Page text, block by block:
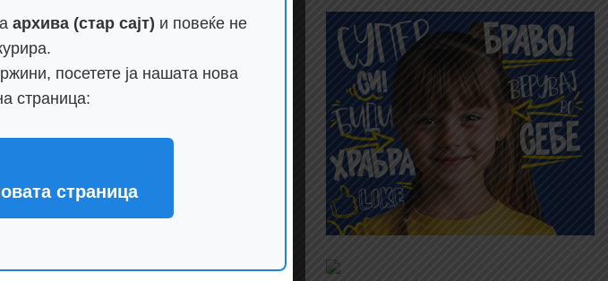
архива (стар сајт) и повеќе не
посетете ја нашата нова
страница:
страница